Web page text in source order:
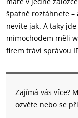
špatně roztáhnete –
nevíte jak. A taky
mimochodem měli
firem tráví správou
Zajímá vás více?
ozvěte nebo se